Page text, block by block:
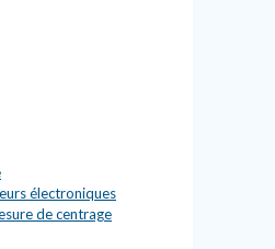
électroniques
de centrage